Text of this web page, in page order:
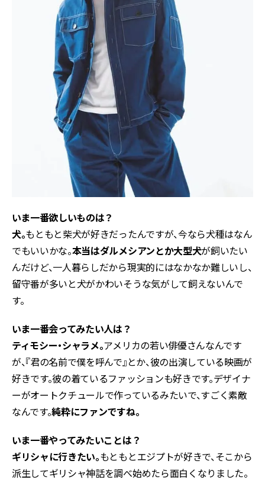
――いま一番欲しいものは？
犬。もともと柴犬が好きだったんですが、今なら犬種はなん
でもいいかな。本当はダルメシアンとか大型犬が飼いたい
んだけど、一人暮らしだから現実的にはなかなか難しいし、
留守番が多いと犬がかわいそうな気がして飼えないんで
す。
――いま一番会ってみたい人は？
ティモシー・シャラメ。アメリカの若い俳優さんなんです
が、『君の名前で僕を呼んで』とか、彼の出演している映画が
好きです。彼の着ているファッションも好きです。デザイナ
ーがオートクチュールで作っているみたいで、すごく素敵
なんです。純粋にファンですね。
――いま一番やってみたいことは？
ギリシャに行きたい。もともとエジプトが好きで、そこから
派生してギリシャ神話を調べ始めたら面白くなりました。